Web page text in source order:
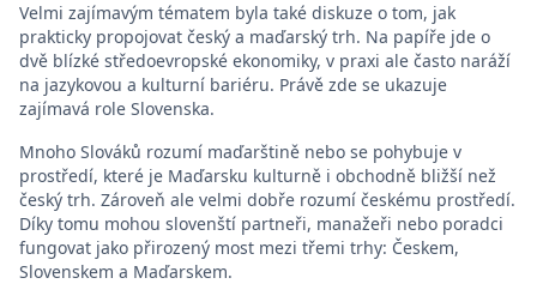
Velmi zajímavým tématem byla také diskuze o tom, jak
prakticky propojovat český a maďarský trh. Na papíře jde o
dvě blízké středoevropské ekonomiky, v praxi ale často naráží
na jazykovou a kulturní bariéru. Právě zde se ukazuje
zajímavá role Slovenska.
Mnoho Slováků rozumí maďarštině nebo se pohybuje v
prostředí, které je Maďarsku kulturně i obchodně bližší než
český trh. Zároveň ale velmi dobře rozumí českému prostředí.
Díky tomu mohou slovenští partneři, manažeři nebo poradci
fungovat jako přirozený most mezi třemi trhy: Českem,
Slovenskem a Maďarskem.